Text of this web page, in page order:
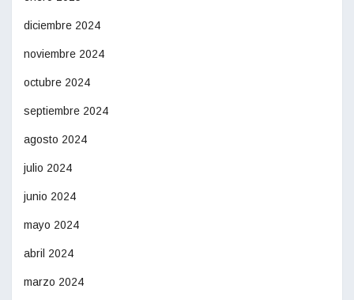
diciembre 2024
noviembre 2024
octubre 2024
septiembre 2024
agosto 2024
julio 2024
junio 2024
mayo 2024
abril 2024
marzo 2024